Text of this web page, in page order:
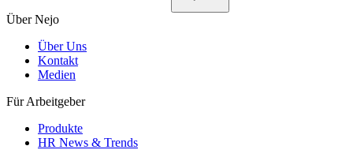
Über Nejo
Über Uns
Kontakt
Medien
Für Arbeitgeber
Produkte
HR News & Trends